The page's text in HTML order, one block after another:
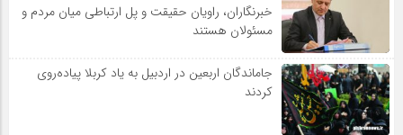
خبرنگاران، راویان حقیقت و پل ارتباطی میان مردم و
مسئولان هستند
جاماندگان اربعین در اردبیل به یاد کربلا پیاده‌روی
کردند